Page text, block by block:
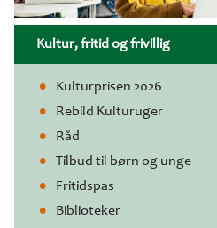
Kultur, fritid og frivillig
Kulturprisen 2026
Rebild Kulturuger
Råd
Tilbud til børn og unge
Fritidspas
Biblioteker